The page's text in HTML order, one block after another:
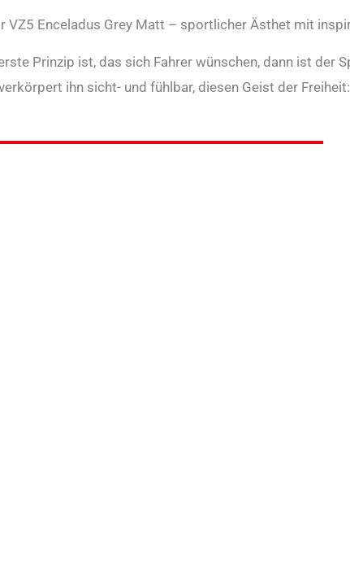
VZ5 Enceladus Grey Matt – sportlicher Ästhet mit
Prinzip ist, das sich Fahrer wünschen, dann ist der
ihn sicht- und fühlbar, diesen Geist der